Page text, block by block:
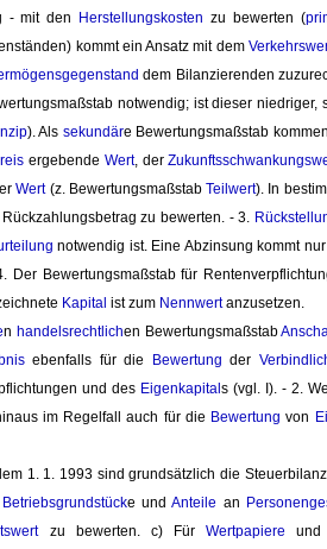
- mit den Herstellungskosten zu bewerten (
kommt ein Ansatz mit dem
dem Bilanzierenden
notwendig; ist dieser niedriger,
). Als sekundäre Bewertungsmaßstab
ergebende Wert, der
Wert(z. Bewertungsmaßstab Teilwert). In
zu bewerten. - 3.
notwendig ist. Eine Abzinsung kommt
Bewertungsmaßstab für
Kapital ist zum Nennwertanzusetzen.
n handelsrechtlichen Bewertungsmaßstab
ebenfalls für die Bewertung der
und des Eigenkapital s (vgl. I). - 2.
im Regelfall auch für die Bewertung von
1. 1. 1993 sind grundsätzlich die
Betriebsgrundstücke undAnteile an
zu bewerten. c) Für Wertpapiere und